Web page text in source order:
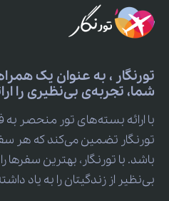
تورنگار ، به عنوان یک
شما، تجربه‌ی بی‌نظیری را
با ارائه بسته‌های تور منحصر
تورنگار تضمین می‌کند که هر
باشد. با تورنگار، بهترین سفرها
بی‌نظیر از زندگیتان را به یاد